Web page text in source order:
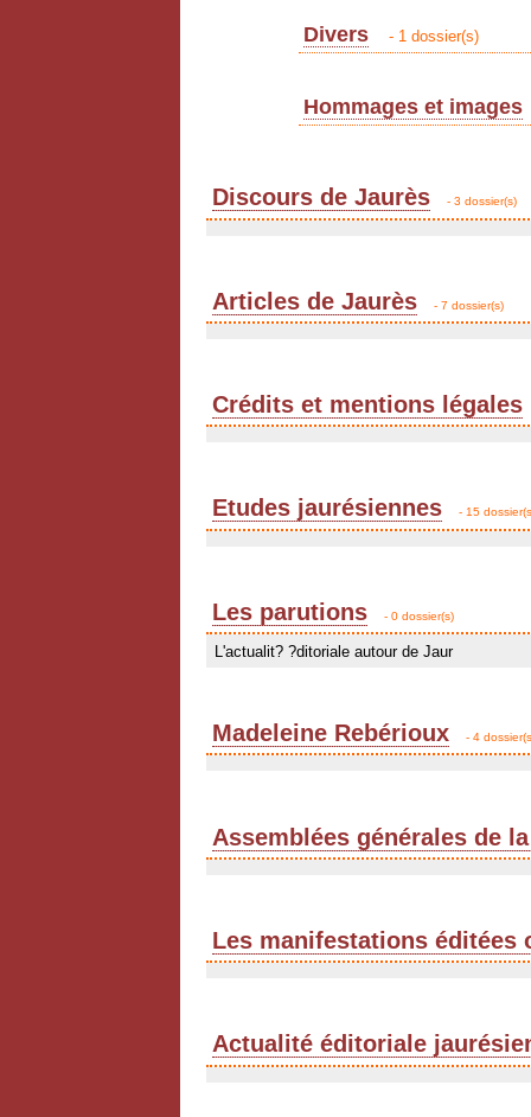
Divers - 1 dossier(s)
Hommages et images
Discours de Jaurès - 3 dossier(s)
Articles de Jaurès - 7 dossier(s)
Crédits et mentions légales
Etudes jaurésiennes - 15
Les parutions - 0 dossier(s)
L'actualit? ?ditoriale autour de Jaur
Madeleine Rebérioux - 4
Assemblées générales de
Les manifestations éditées
Actualité éditoriale